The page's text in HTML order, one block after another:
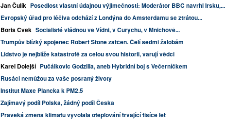
Jan Čulík Posedlost vlastní údajnou výjimečností: Moderátor BBC navrhl Irsku,...
Evropský úřad pro léčiva odchází z Londýna do Amsterdamu se ztrátou...
Boris Cvek Socialisté vládnou ve Vídni, v Curychu, v Mnichově...
Trumpův blízký spojenec Robert Stone zatčen. Čelí sedmi žalobám
Lidstvo je nejblíže katastrofě za celou svou historii, varují vědci
Karel Dolejší Pučálkovic Godzilla, aneb Hybridní boj s Večerníčkem
Rusáci nemůžou za vaše posraný životy
Institut Maxe Plancka k PM2.5
Zajímavý podíl Polska, žádný podíl Česka
Pravěká změna klimatu vyvolala oteplování trvající tisíce let